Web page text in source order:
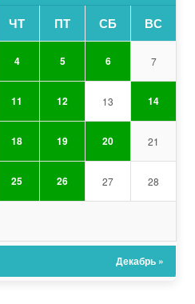
ЧТ ПТ СБ ВС
4 5 6 7
11 12 13 14
18 19 20 21
25 26 27 28
Декабрь »